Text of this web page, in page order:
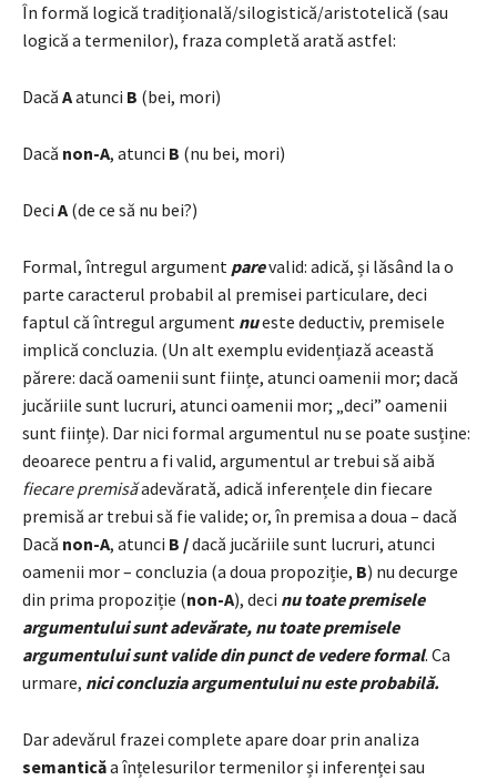
În formă logică tradițională/silogistică/aristotelică (sau
logică a termenilor), fraza completă arată astfel:
Dacă Aatunci B (bei, mori)
Dacă non-A, atunci B (nu bei, mori)
Deci A(de ce să nu bei?)
Formal, întregul argument parevalid: adică, și lăsând la o
parte caracterul probabil al premisei particulare, deci
faptul că întregul argument nueste deductiv, premisele
implică concluzia. (Un alt exemplu evidențiază această
părere: dacă oamenii sunt ființe, atunci oamenii mor; dacă
jucăriile sunt lucruri, atunci oamenii mor; „deci” oamenii
sunt ființe). Dar nici formal argumentul nu se poate susține:
deoarece pentru a fi valid, argumentul ar trebui să aibă
fiecare premisăadevărată, adică inferențele din fiecare
premisă ar trebui să fie valide; or, în premisa a doua – dacă
Dacă non-A, atunci B /dacă jucăriile sunt lucruri, atunci
oamenii mor – concluzia (a doua propoziție, B) nu decurge
din prima propoziție (non-A), deci nu toate premisele
argumentului sunt adevărate, nu toate premisele
argumentului sunt valide din punct de vedere formal. Ca
urmare, nici concluzia argumentului nu este probabilă.
Dar adevărul frazei complete apare doar prin analiza
semanticăa înțelesurilor termenilor și inferenței sau